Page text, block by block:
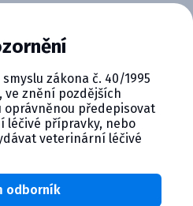
KTERÁ
programu
exkluzivní výhody pro
smyslu zákona č. 40/1995
ve znění pozdějších
oprávněnou předepisovat
léčivé přípravky, nebo
veterinární léčivé
odborník